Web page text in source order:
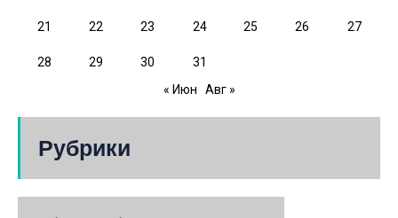
21 22 23 24 25 26 27
28 29 30
31
« Июн
Авг »
Рубрики